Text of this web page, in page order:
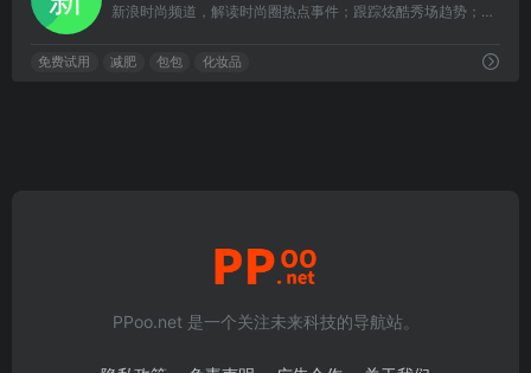
新浪时尚频道，解读时尚圈热点事件；跟踪炫酷秀场趋势；传递实用资讯信息；引领愉悦生活方式。
免费试用 减肥 包包 化妆品
PPoo.net 是一个关注未来科技的导航站。